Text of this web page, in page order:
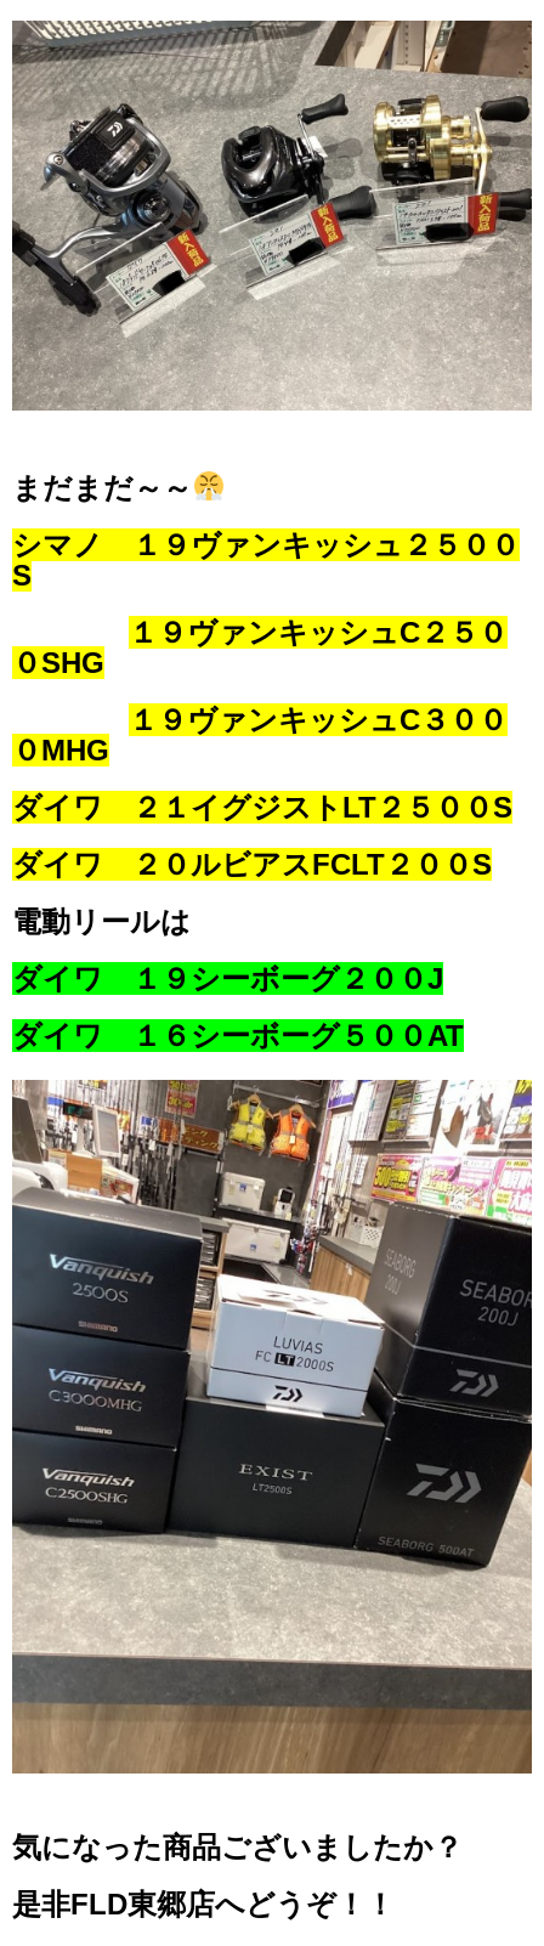
まだまだ～～
シマノ １９ヴァンキッシュ２５００
S
１９ヴァンキッシュC２５０
０SHG
１９ヴァンキッシュC３００
０MHG
ダイワ ２１イグジストLT２５００S
ダイワ ２０ルビアスFCLT２００S
電動リールは
ダイワ １９シーボーグ２００J
ダイワ １６シーボーグ５００AT
気になった商品ございましたか？
是非FLD東郷店へどうぞ！！